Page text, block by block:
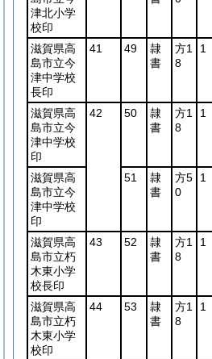
津北小学
校印
滋賀県高
島市立今
津中学校
長印
41 49
隷
書
方1
8
1
滋賀県高
島市立今
津中学校
印
42 50
隷
書
方1
8
1
滋賀県高
島市立今
津中学校
印
51
隷
書
方5
0
1
滋賀県高
島市立朽
木東小学
校長印
43 52
隷
書
方1
8
1
滋賀県高
島市立朽
木東小学
校印
44 53
隷
書
方1
8
1